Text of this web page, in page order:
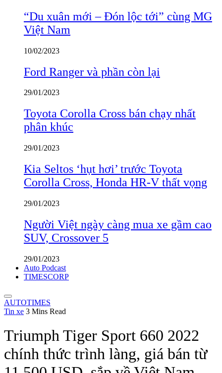
“Du xuân mới – Đón lộc tới” cùng MG
Việt Nam
10/02/2023
Ford Ranger và phần còn lại
29/01/2023
Toyota Corolla Cross bán chạy nhất
phân khúc
29/01/2023
Kia Seltos ‘hụt hơi’ trước Toyota
Corolla Cross, Honda HR-V thất vọng
29/01/2023
Người Việt ngày càng mua xe gầm cao
SUV, Crossover 5
29/01/2023
Auto Podcast
TIMESCORP
AUTOTIMES
Tin xe 3 Mins Read
Triumph Tiger Sport 660 2022
chính thức trình làng, giá bán từ